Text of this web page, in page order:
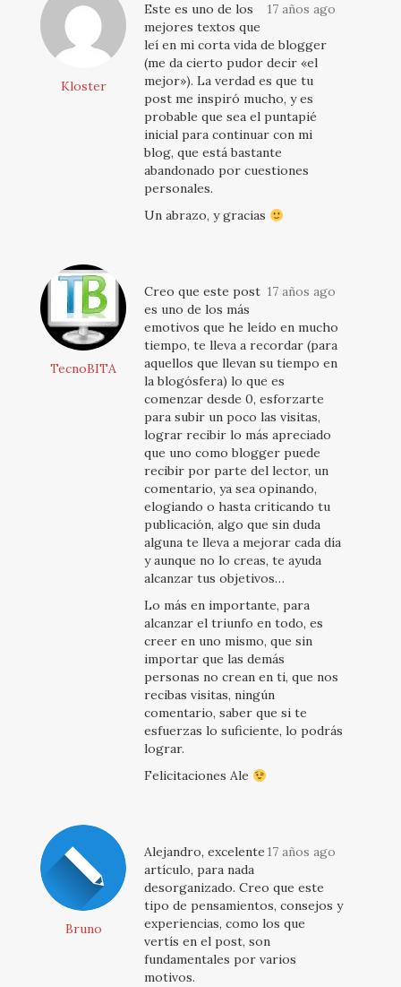
Kloster
17 años ago
Este es uno de los
mejores textos que
leí en mi corta vida de blogger
(me da cierto pudor decir «el
mejor»). La verdad es que tu
post me inspiró mucho, y es
probable que sea el puntapié
inicial para continuar con mi
blog, que está bastante
abandonado por cuestiones
personales.
Un abrazo, y gracias
TecnoBITA
17 años ago
Creo que este post
es uno de los más
emotivos que he leído en mucho
tiempo, te lleva a recordar (para
aquellos que llevan su tiempo en
la blogósfera) lo que es
comenzar desde 0, esforzarte
para subir un poco las visitas,
lograr recibir lo más apreciado
que uno como blogger puede
recibir por parte del lector, un
comentario, ya sea opinando,
elogiando o hasta criticando tu
publicación, algo que sin duda
alguna te lleva a mejorar cada día
y aunque no lo creas, te ayuda
alcanzar tus objetivos…
Lo más en importante, para
alcanzar el triunfo en todo, es
creer en uno mismo, que sin
importar que las demás
personas no crean en ti, que nos
recibas visitas, ningún
comentario, saber que si te
esfuerzas lo suficiente, lo podrás
lograr.
Felicitaciones Ale
Bruno
17 años ago
Alejandro, excelente
artículo, para nada
desorganizado. Creo que este
tipo de pensamientos, consejos y
experiencias, como los que
vertís en el post, son
fundamentales por varios
motivos.